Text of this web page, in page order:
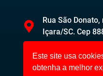
Rua São
Içara/SC. Cep
Este site usa
obtenha a melhor